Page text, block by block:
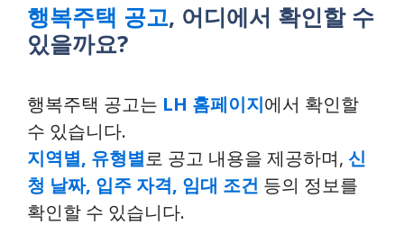
행복주택 공고, 어디에서 확인할 수
있을까요?
행복주택 공고는 LH 홈페이지에서 확인할
수 있습니다.
지역별, 유형별로 공고 내용을 제공하며, 신
청 날짜, 입주 자격, 임대 조건 등의 정보를
확인할 수 있습니다.